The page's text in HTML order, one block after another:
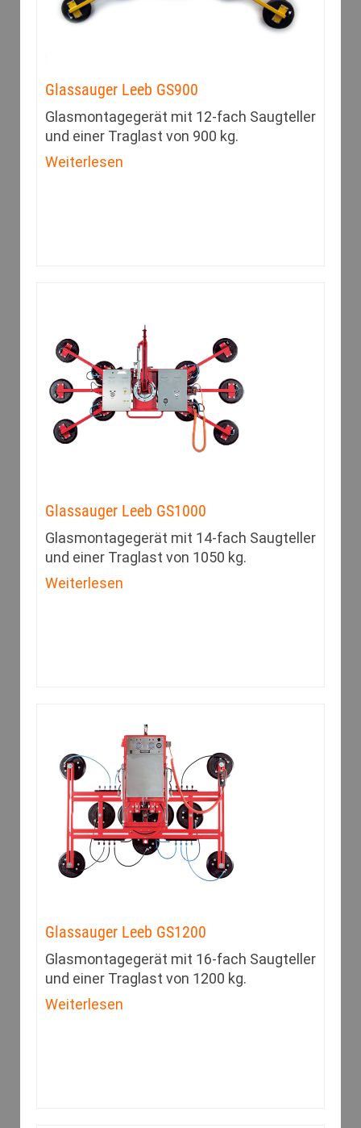
Glassauger Leeb GS900
Glasmontagegerät mit 12-fach Saugteller
und einer Traglast von 900 kg.
Weiterlesen
Glassauger Leeb GS1000
Glasmontagegerät mit 14-fach Saugteller
und einer Traglast von 1050 kg.
Weiterlesen
Glassauger Leeb GS1200
Glasmontagegerät mit 16-fach Saugteller
und einer Traglast von 1200 kg.
Weiterlesen